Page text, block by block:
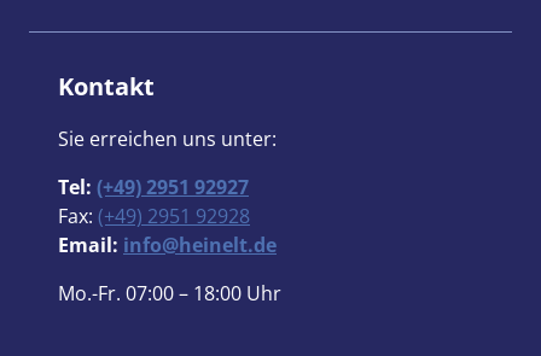
Kontakt
Sie erreichen uns unter:
Tel: (+49) 2951 92927
Fax: (+49) 2951 92928
Email: info@heinelt.de
Mo.-Fr. 07:00 – 18:00 Uhr